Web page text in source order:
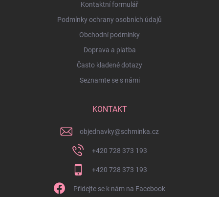
Kontaktní formulář
Podmínky ochrany osobních údajů
Obchodní podmínky
Doprava a platba
Často kladené dotazy
Seznamte se s námi
KONTAKT
objednavky@schminka.cz
+420 728 373 193
+420 728 373 193
Přidejte se k nám na Facebook